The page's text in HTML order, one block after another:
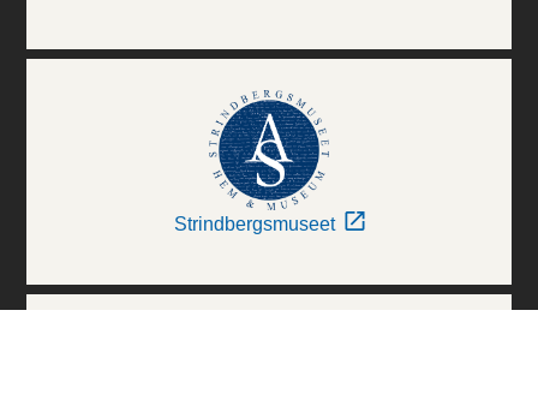
Strindbergsmuseet